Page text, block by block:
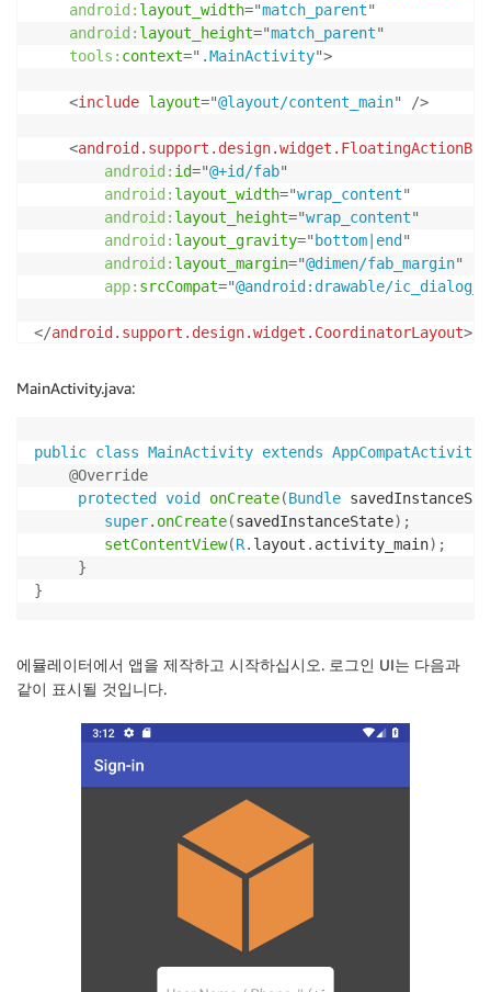
android: layout_width="match_parent"
android: layout_height="match_parent"
tools: context=" .MainActivity">
<include layout="@layout/content_main" />
<
android: id="@+id/fab"
android: layout_width="wrap_content"
android: layout_height="wrap_content"
android: layout_gravity=" bottom|end "
android: layout_margin="@dimen/fab_margin"
app: srcCompat="@android:drawable/
</android.support.design.widget.CoordinatorLayout>
MainActivity.java:
public class MainActivity extends AppCompatActivity
@Override
protected
void onCreate(Bundle
super. onCreate(savedInstanceState) ;
setContentView(R. layout . activity_main) ;
}
}
에뮬레이터에서 앱을 제작하고 시작하십시오. 로그인 UI는 다음과
같이 표시될 것입니다.